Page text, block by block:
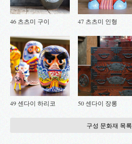
46 츠츠미 구이 47 츠츠미 인형
49 센다이 하리코 50 센다이 장롱
구성 문화재 목록